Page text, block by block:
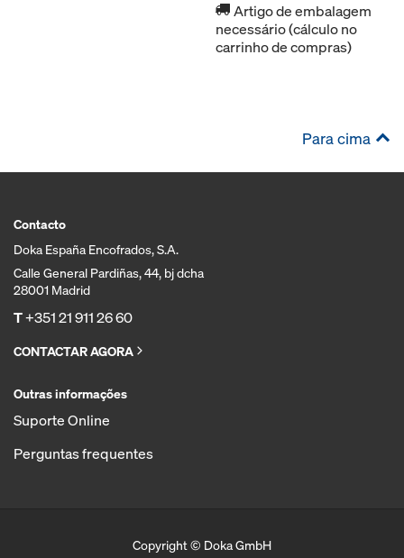
Artigo de embalagem
necessário (cálculo no
carrinho de compras)
Para cima
Contacto
Doka España Encofrados, S.A.
Calle General Pardiñas, 44, bj dcha
28001 Madrid
T+351 21 911 26 60
CONTACTAR AGORA
Outras informações
Suporte Online
Perguntas frequentes
Copyright © Doka GmbH